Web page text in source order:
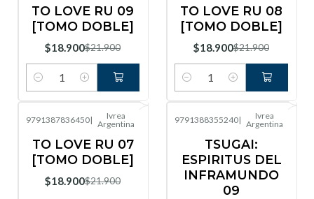
TO LOVE RU 09
[TOMO DOBLE]
$18.900$21.900
Cantidad
TO LOVE RU 08
[TOMO DOBLE]
$18.900$21.900
Cantidad
-14% OFF
9791387836450|
Ivrea
Argentina
TO LOVE RU 07
[TOMO DOBLE]
$18.900$21.900
-16%OFF
9791388355240|
Ivrea
Argentina
TSUGAI:
ESPIRITUS DEL
INFRAMUNDO
09